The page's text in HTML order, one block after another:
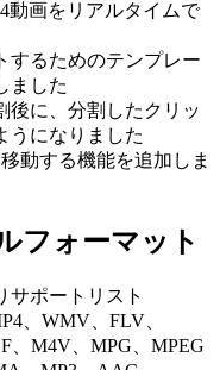
動画をリアルタイムで
するためのテンプレー
ました
後に、分割したクリッ
うになりました
動する機能を追加しま
フォーマット
サポートリスト
、WMV、FLV、
、M4V、MPG、MPEG